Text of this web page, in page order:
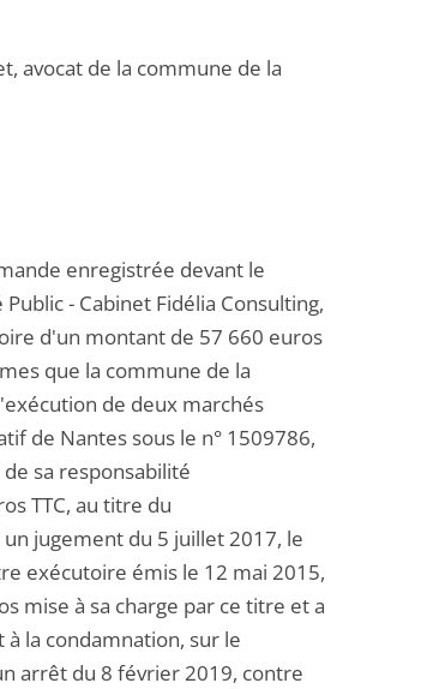
avocat de la commune de la
enregistrée devant le
- Cabinet Fidélia Consulting,
d'un montant de 57 660 euros
que la commune de la
de deux marchés
de Nantes sous le n° 1509786,
sa responsabilité
TTC, au titre du
jugement du 5 juillet 2017, le
exécutoire émis le 12 mai 2015,
mise à sa charge par ce titre et a
la condamnation, sur le
arrêt du 8 février 2019, contre